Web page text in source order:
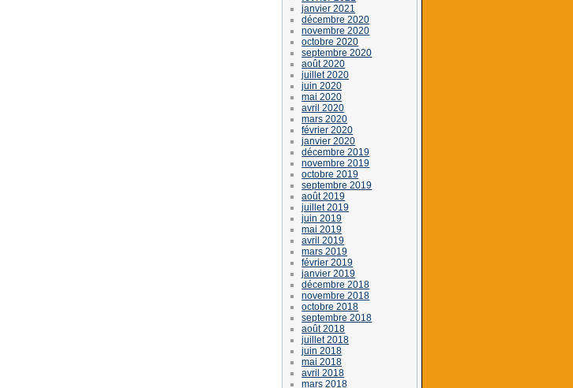
janvier 2021
décembre 2020
novembre 2020
octobre 2020
septembre 2020
août 2020
juillet 2020
juin 2020
mai 2020
avril 2020
mars 2020
février 2020
janvier 2020
décembre 2019
novembre 2019
octobre 2019
septembre 2019
août 2019
juillet 2019
juin 2019
mai 2019
avril 2019
mars 2019
février 2019
janvier 2019
décembre 2018
novembre 2018
octobre 2018
septembre 2018
août 2018
juillet 2018
juin 2018
mai 2018
avril 2018
mars 2018